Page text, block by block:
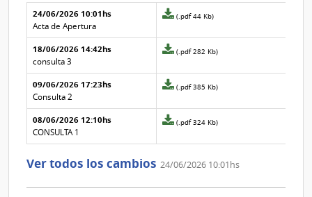
Aclaraciones del llamado
Fecha y
texto de
la
aclaración
Archivo
de la
aclaración
24/06/2026 10:01hs
Acta de Apertura
Archivo
de
la
Nº
3
(.pdf 44 Kb)
18/06/2026 14:42hs
consulta 3
Archivo
de
la
Nº
2
(.pdf 282 Kb)
09/06/2026 17:23hs
Consulta 2
Archivo
de
la
Nº
(.pdf 385 Kb)
08/06/2026 12:10hs
CONSULTA 1
Archivo
de
aclaración
0
(.pdf 324 Kb)
Ver todos los cambios 24/06/2026 10:01hs